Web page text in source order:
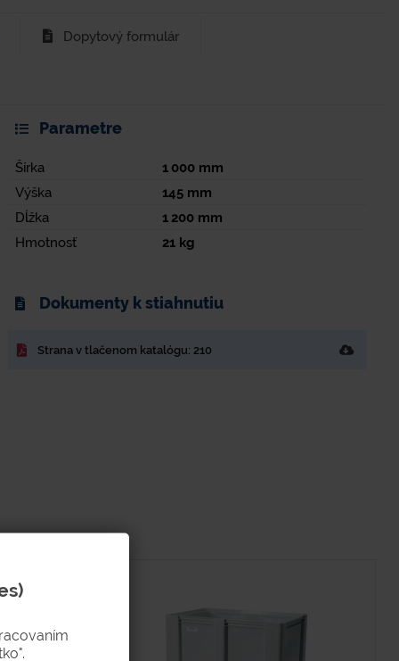
Dopytový formulár
Parametre
Šírka 1 000 mm
Výška
145 mm
Dĺžka
1 200 mm
Hmotnosť
21 kg
Dokumenty k stiahnutiu
Strana v tlačenom katalógu: 210